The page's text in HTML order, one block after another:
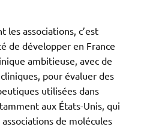
les associations, c’est
de développer en France
ambitieuse, avec de
pour évaluer des
utilisées dans
aux États-Unis, qui
de molécules